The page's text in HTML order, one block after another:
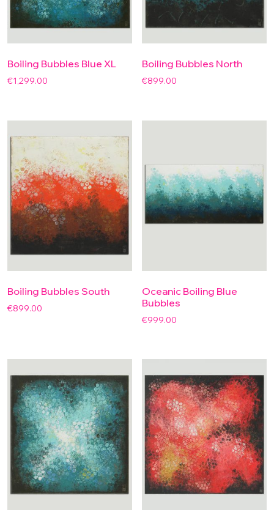
Boiling Bubbles Blue XL
€1,299.00
Boiling Bubbles North
€899.00
Boiling Bubbles South
€899.00
Oceanic Boiling Blue
Bubbles
€999.00